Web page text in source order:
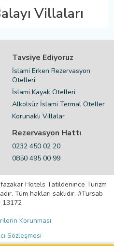
Villaları
Tavsiye Ediyoruz
İslami Erken Rezervasyon
Otelleri
İslami Kayak Otelleri
Alkolsüz İslami Termal Oteller
Korunaklı Villalar
Rezervasyon Hattı
0232 450 02 20
0850 495 00 99
Hotels Tatildenince Turizm
Tüm hakları saklıdır. #Tursab
13172
Korunması
Sözleşmesi